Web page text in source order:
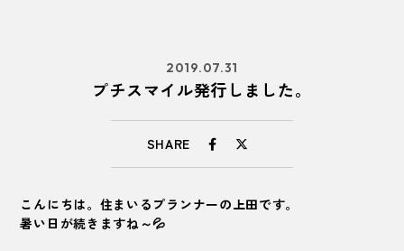
2019.07.31
プチスマイル発行しました。
SHARE
こんにちは。住まいるプランナーの上田です。
暑い日が続きますね～💦